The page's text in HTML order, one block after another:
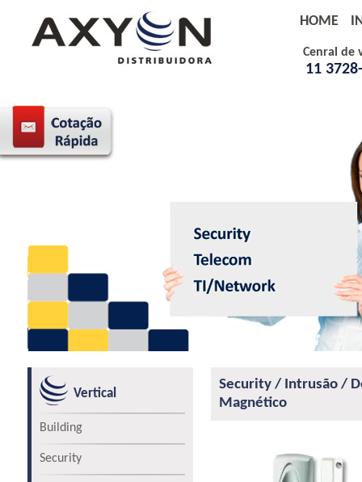
Cenral de
11
HOME
Vertical
Building
Security
Security / Intrusão /
Magnético